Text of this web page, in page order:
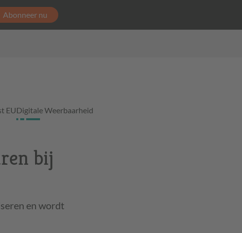
Abonneer nu
EUDigitale Weerbaarheid
bij
en wordt